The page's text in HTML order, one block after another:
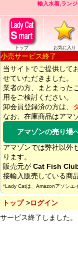
輸入水着,ラン
トップ お気に入り
小売サービス終了
当サイトでご提供して
せていただきました。
業者の方、まとまった
用をご検討ください。
卸会員登録済の方は、
なお、在庫商品はアマ
アマゾンの売り場
アマゾンでは弊社以外
ります。
販売元が Cat Fish
接輸入販売している商
*Lady Catは、Amazonアソシエ
トップ
ログイン
サービス終了しました。